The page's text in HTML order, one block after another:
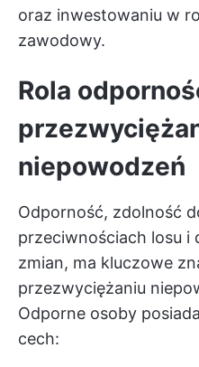
oraz inwestowaniu w
zawodowy.
Rola
niepowodzeń
Odporność, zdolność
przeciwnościach losu i
zmian, ma kluczowe
przezwyciężaniu
Odporne osoby
cech: